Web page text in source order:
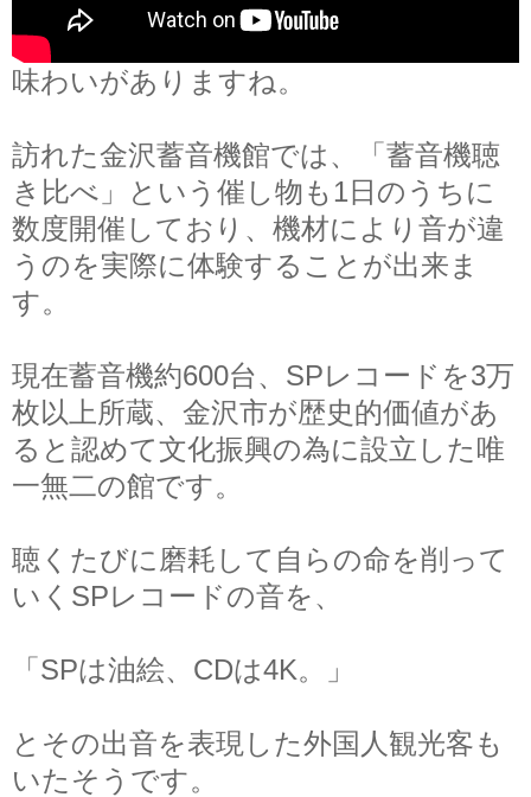
味わいがありますね。
訪れた金沢蓄音機館では、「蓄音機聴
き比べ」という催し物も1日のうちに
数度開催しており、機材により音が違
うのを実際に体験することが出来ま
す。
現在蓄音機約600台、SPレコードを3万
枚以上所蔵、金沢市が歴史的価値があ
ると認めて文化振興の為に設立した唯
一無二の館です。
聴くたびに磨耗して自らの命を削って
いくSPレコードの音を、
「SPは油絵、CDは4K。」
とその出音を表現した外国人観光客も
いたそうです。